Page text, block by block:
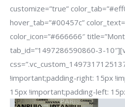
customize=”true”
hover_tab=”#00457c”
color_icon=”#666666″
tab_id=”1497286590860-3-
!important;padding-right: 15px
15px !important;padding-left: